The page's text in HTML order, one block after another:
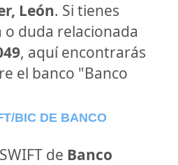
León. Si tienes
duda relacionada
, aquí encontrarás
el banco "Banco
BIC DE BANCO
de Banco